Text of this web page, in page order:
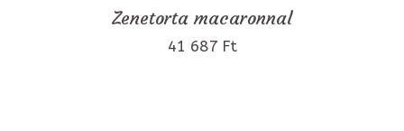
Zenetorta macaronnal
41 687 Ft